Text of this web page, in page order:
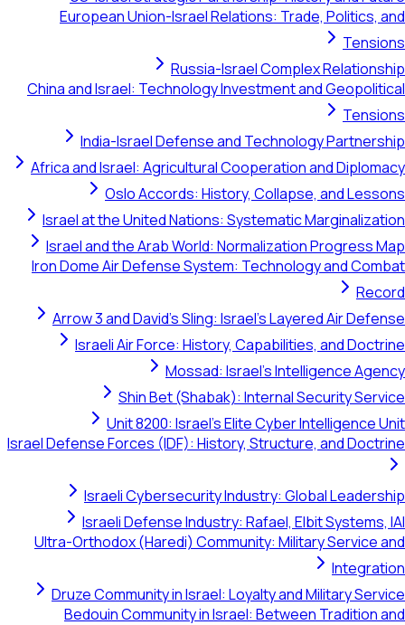
European Union-Israel Relations: Trade, Politics,
Russia-Israel Complex
China and Israel: Technology Investment and
India-Israel Defense and Technology
Africa and Israel: Agricultural Cooperation and
Oslo Accords: History, Collapse, and
Israel at the United Nations: Systematic
Israel and the Arab World: Normalization Progress
Iron Dome Air Defense System: Technology and
Arrow 3 and David's Sling: Israel's Layered Air
Israeli Air Force: History, Capabilities, and
Mossad: Israel's Intelligence
Shin Bet (Shabak): Internal Security
Unit 8200: Israel's Elite Cyber Intelligence
Israel Defense Forces (IDF): History, Structure, and
Israeli Cybersecurity Industry: Global
Israeli Defense Industry: Rafael, Elbit
Ultra-Orthodox (Haredi) Community: Military Service
Druze Community in Israel: Loyalty and Military
Bedouin Community in Israel: Between Tradition